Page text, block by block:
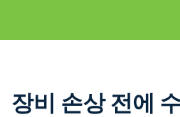
장비 손상 전에